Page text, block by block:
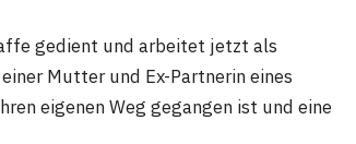
gedient und arbeitet jetzt als
Mutter und Ex-Partnerin eines
eigenen Weg gegangen ist und eine